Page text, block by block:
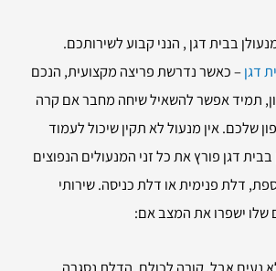
בבית דגן , הנני קבוע לשירותכם.
דגן– כאשר נדרשת פריצה מקצועית, הנכם
תמיד אפשר להשאיל שיחה מחבר אם קרה
שלכם. אין מנעול לא תקין שיכול לעמוד
בבית דגן פורץ את כל זני המנעולים הנפוצים
דלת פנימית או דלת כניסה. שירותי
שלו ישפרו את המצב אם: